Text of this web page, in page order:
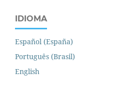
IDIOMA
Español (España)
Português (Brasil)
English